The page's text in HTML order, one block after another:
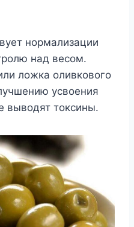
нормализации
над весом.
ложка оливкового
усвоения
выводят токсины.